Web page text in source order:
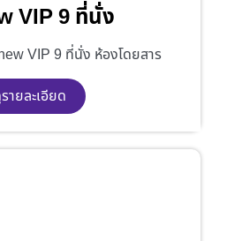
VIP 9 ที่นั่ง
VIP 9 ที่นั่ง ห้องโดยสาร
ายละเอียด